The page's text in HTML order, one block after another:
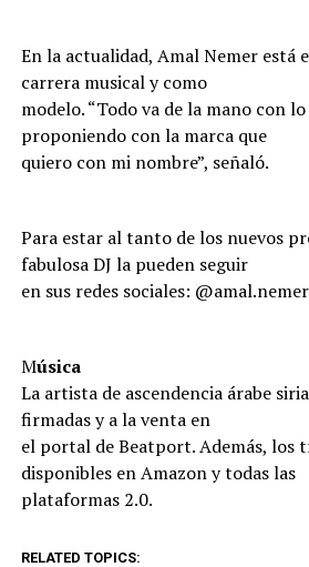
En la actualidad, Amal Nemer está
carrera musical y como
modelo. “Todo va de la mano con
proponiendo con la marca que
quiero con mi nombre”, señaló.
Para estar al tanto de los nuevos
fabulosa DJ la pueden seguir
en sus redes sociales: @amal.nemer
Música
La artista de ascendencia árabe
firmadas y a la venta en
el portal de Beatport. Además, los
disponibles en Amazon y todas las
plataformas 2.0.
RELATED TOPICS: